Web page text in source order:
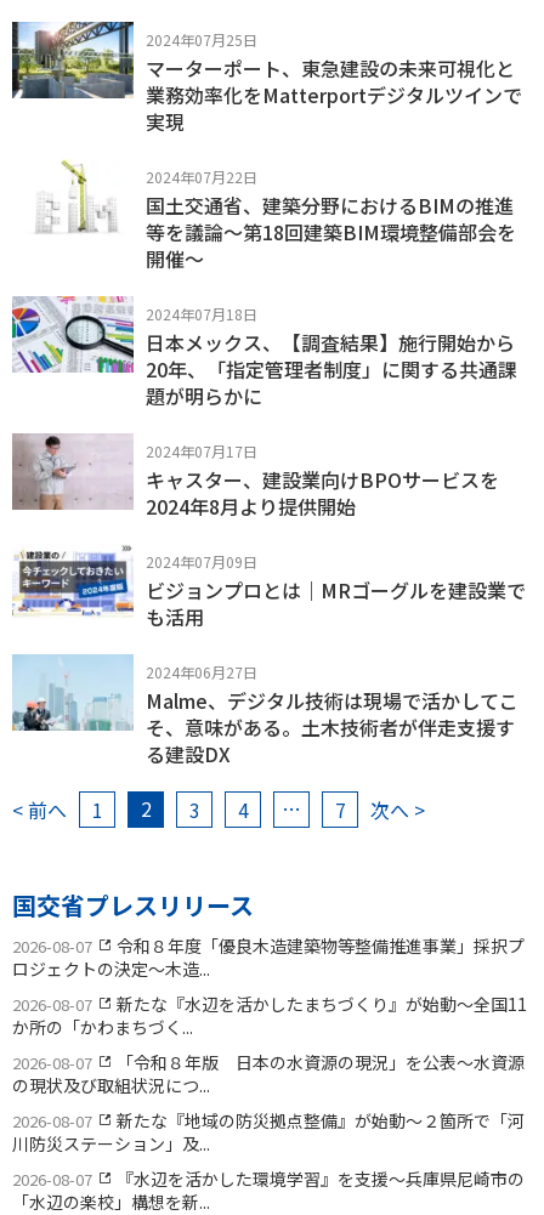
2024年07月25日
マーターポート、東急建設の未来可視化と
業務効率化をMatterportデジタルツインで
実現
2024年07月22日
国土交通省、建築分野におけるBIMの推進
等を議論～第18回建築BIM環境整備部会を
開催～
2024年07月18日
日本メックス、【調査結果】施行開始から
20年、「指定管理者制度」に関する共通課
題が明らかに
2024年07月17日
キャスター、建設業向けBPOサービスを
2024年8月より提供開始
2024年07月09日
ビジョンプロとは｜MRゴーグルを建設業で
も活用
2024年06月27日
Malme、デジタル技術は現場で活かしてこ
そ、意味がある。土木技術者が伴走支援す
る建設DX
< 前へ
1 2 3 4 … 7 次へ >
国交省プレスリリース
2026-08-07
令和８年度「優良木造建築物等整備推進事業」採択プ
ロジェクトの決定〜木造...
2026-08-07
新たな『水辺を活かしたまちづくり』が始動〜全国11
か所の「かわまちづく...
2026-08-07
「令和８年版 日本の水資源の現況」を公表〜水資源
の現状及び取組状況につ...
2026-08-07
新たな『地域の防災拠点整備』が始動〜２箇所で「河
川防災ステーション」及...
2026-08-07
『水辺を活かした環境学習』を支援〜兵庫県尼崎市の
「水辺の楽校」構想を新...